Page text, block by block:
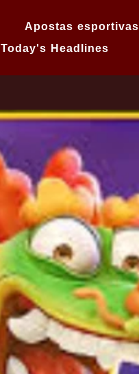
Apostas esportivas
Today's Headlines